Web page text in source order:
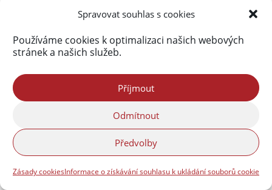
Spravovat souhlas s cookies
Používáme cookies k optimalizaci našich webových
stránek a našich služeb.
Příjmout
Odmítnout
Předvolby
Zásady cookiesInformace o získávání souhlasu k ukládání souborů cookie